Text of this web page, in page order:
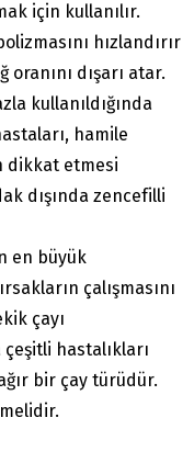
için kullanılır.
hızlandırır
dışarı atar.
kullanıldığında
hamile
dikkat etmesi
dışında zencefilli
en büyük
çalışmasını
çayı
hastalıkları
bir çay türüdür.